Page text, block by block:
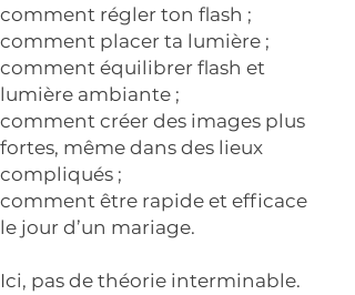
comment régler ton flash ;
comment placer ta lumière ;
comment équilibrer flash et
lumière ambiante ;
comment créer des images plus
fortes, même dans des lieux
compliqués ;
comment être rapide et efficace
le jour d’un mariage.
Ici, pas de théorie interminable.